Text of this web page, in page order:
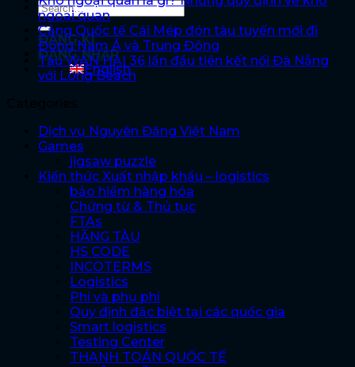
ĐĂNG KÍ
ĐĂNG NHẬP
English
ngoại quan
Cảng Quốc tế Cái Mép đón tàu tuyến mới đi
Đông Nam Á và Trung Đông
Tàu WAN HAI 36 lần đầu tiên kết nối Đà Nẵng
với Long Beach
Dịch vụ Nguyên Đăng Việt Nam
Games
jigsaw puzzle
Kiến thức Xuất nhập khẩu – logistics
bảo hiểm hàng hóa
Chứng từ & Thủ tục
FTAs
HÃNG TÀU
HS CODE
INCOTERMS
Logistics
Phí và phụ phí
Quy định đặc biệt tại các quốc gia
Smart logistics
Testing Center
THANH TOÁN QUỐC TẾ